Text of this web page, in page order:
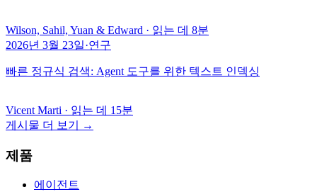
Wilson, Sahil, Yuan & Edward · 읽는 데 8분
2026년 3월 23일·연구
빠른 정규식 검색: Agent 도구를 위한 텍스트 인덱싱
Vicent Marti · 읽는 데 15분
게시물 더 보기
→
제품
에이전트